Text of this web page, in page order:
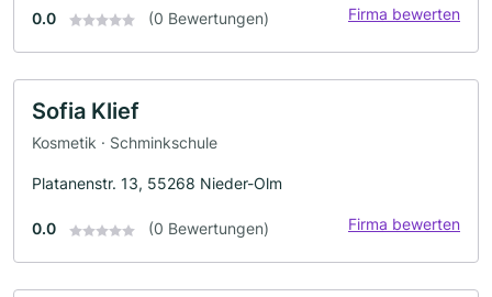
0.0 (0 Bewertungen) Firma bewerten
Sofia Klief
Kosmetik · Schminkschule
Platanenstr. 13, 55268 Nieder-Olm
0.0 (0 Bewertungen) Firma bewerten